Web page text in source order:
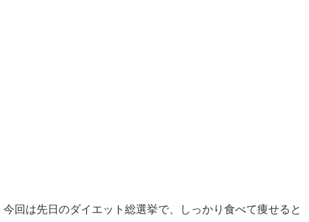
デトックス成分のダイエットのメリッ
今回は先日のダイエット総選挙で、しっかり食べて痩せると